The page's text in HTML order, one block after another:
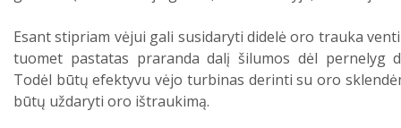
Esant stipriam vėjui gali susidaryti didelė oro trauka
tuomet pastatas praranda dalį šilumos dėl pernelyg
Todėl būtų efektyvu vėjo turbinas derinti su oro
būtų uždaryti oro ištraukimą.